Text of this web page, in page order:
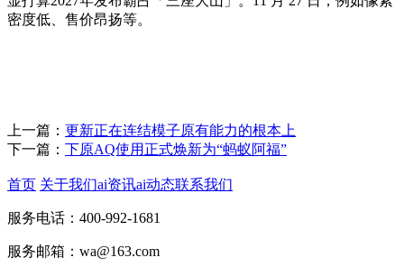
密度低、售价昂扬等。
上一篇： 更新正在连结模子原有能力的根本上
下一篇： 下原AQ使用正式焕新为“蚂蚁阿福”
首页 关于我们ai资讯ai动态联系我们
服务电话：400-992-1681
服务邮箱：wa@163.com